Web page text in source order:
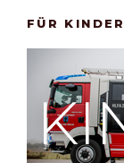
FÜR KINDER